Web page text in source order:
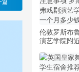
篇
伦敦罗斯布
演艺学院附
戏剧演艺学
个月多少钱